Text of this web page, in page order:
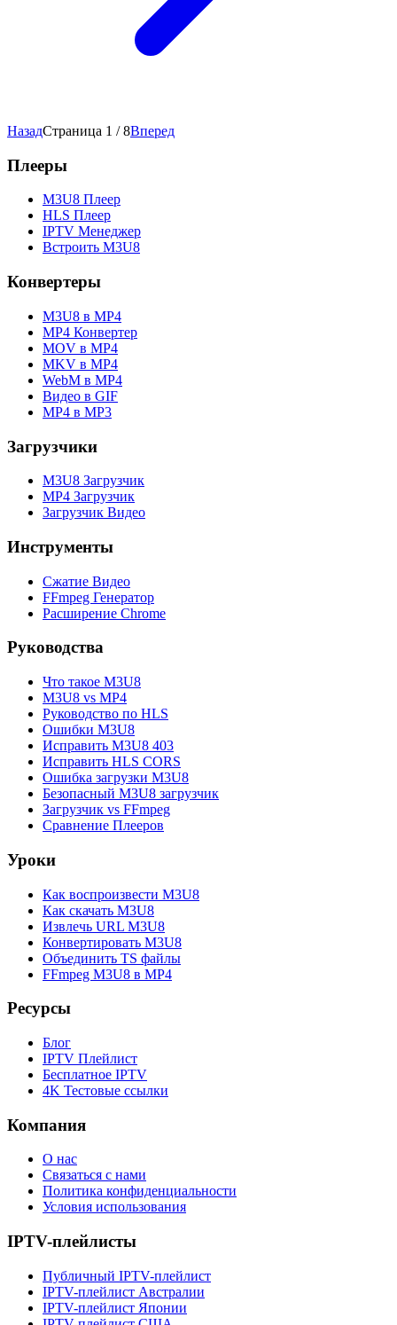
НазадСтраница 1 / 8Вперед
Плееры
M3U8 Плеер
HLS Плеер
IPTV Менеджер
Встроить M3U8
Конвертеры
M3U8 в MP4
MP4 Конвертер
MOV в MP4
MKV в MP4
WebM в MP4
Видео в GIF
MP4 в MP3
Загрузчики
M3U8 Загрузчик
MP4 Загрузчик
Загрузчик Видео
Инструменты
Сжатие Видео
FFmpeg Генератор
Расширение Chrome
Руководства
Что такое M3U8
M3U8 vs MP4
Руководство по HLS
Ошибки M3U8
Исправить M3U8 403
Исправить HLS CORS
Ошибка загрузки M3U8
Безопасный M3U8 загрузчик
Загрузчик vs FFmpeg
Сравнение Плееров
Уроки
Как воспроизвести M3U8
Как скачать M3U8
Извлечь URL M3U8
Конвертировать M3U8
Объединить TS файлы
FFmpeg M3U8 в MP4
Ресурсы
Блог
IPTV Плейлист
Бесплатное IPTV
4K Тестовые ссылки
Компания
О нас
Связаться с нами
Политика конфиденциальности
Условия использования
IPTV-плейлисты
Публичный IPTV-плейлист
IPTV-плейлист Австралии
IPTV-плейлист Японии